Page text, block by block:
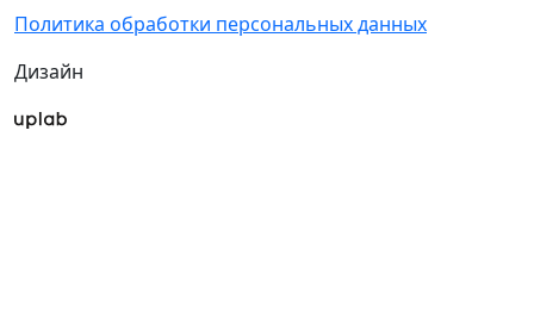
Политика обработки персональных данных
Дизайн